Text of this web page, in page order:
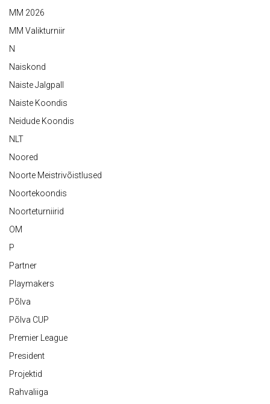
MM 2026
MM Valikturniir
N
Naiskond
Naiste Jalgpall
Naiste Koondis
Neidude Koondis
NLT
Noored
Noorte Meistrivõistlused
Noortekoondis
Noorteturniirid
OM
P
Partner
Playmakers
Põlva
Põlva CUP
Premier League
President
Projektid
Rahvaliiga